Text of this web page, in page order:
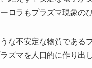
ロラもプラズマ現象の
な不安定な物質である
ズマを人口的に作り出